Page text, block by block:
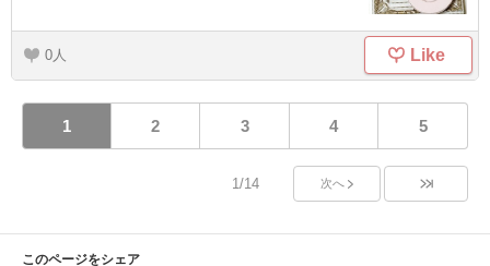
0 Like
1 2 3 4 5
1/14 次へ
このページをシェア